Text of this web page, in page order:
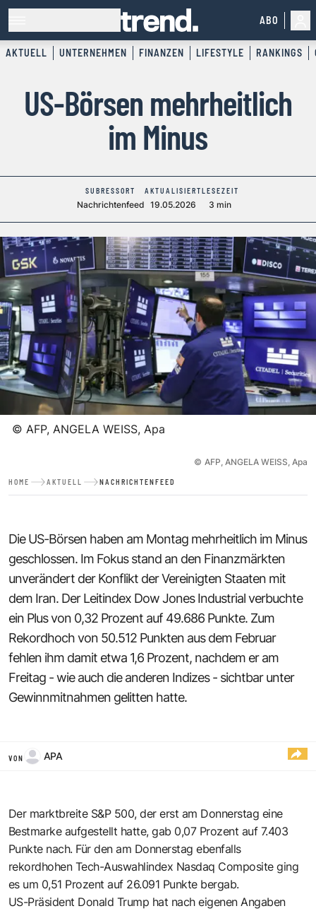
ABO
AKTUELL UNTERNEHMEN FINANZEN LIFESTYLE RANKINGS
US-Börsen mehrheitlich
im Minus
SUBRESSORT
Nachrichtenfeed
AKTUALISIERT
19.05.2026
LESEZEIT
3 min
© AFP, ANGELA WEISS, Apa
© AFP, ANGELA WEISS, Apa
HOME AKTUELL NACHRICHTENFEED
Die US-Börsen haben am Montag mehrheitlich im Minus
geschlossen. Im Fokus stand an den Finanzmärkten
unverändert der Konflikt der Vereinigten Staaten mit
dem Iran. Der Leitindex Dow Jones Industrial verbuchte
ein Plus von 0,32 Prozent auf 49.686 Punkte. Zum
Rekordhoch von 50.512 Punkten aus dem Februar
fehlen ihm damit etwa 1,6 Prozent, nachdem er am
Freitag - wie auch die anderen Indizes - sichtbar unter
Gewinnmitnahmen gelitten hatte.
VON APA
Der marktbreite S&P 500, der erst am Donnerstag eine
Bestmarke aufgestellt hatte, gab 0,07 Prozent auf 7.403
Punkte nach. Für den am Donnerstag ebenfalls
rekordhohen Tech-Auswahlindex Nasdaq Composite ging
es um 0,51 Prozent auf 26.091 Punkte bergab.
US-Präsident Donald Trump hat nach eigenen Angaben